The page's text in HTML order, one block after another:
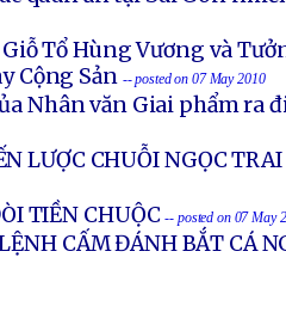
Tổ Hùng Vương và
Cộng Sản -- posted on 07 May 2010
Nhân văn Giai phẩm ra
LƯỢC CHUỖI NGỌC
TIỀN CHUỘC -- posted on 07 May
CẤM ĐÁNH BẮT CÁ